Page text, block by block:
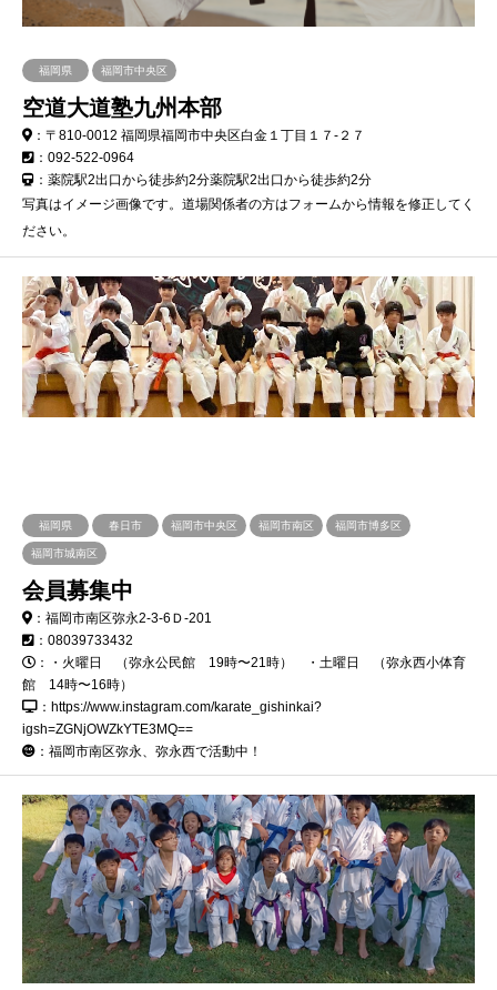
福岡県 福岡市中央区
空道大道塾九州本部
：〒810-0012 福岡県福岡市中央区白金１丁目１７-２７
：092-522-0964
：薬院駅2出口から徒歩約2分薬院駅2出口から徒歩約2分
写真はイメージ画像です。道場関係者の方はフォームから情報を修正してく
ださい。
福岡県 春日市 福岡市中央区 福岡市南区 福岡市博多区
福岡市城南区
会員募集中
：福岡市南区弥永2-3-6Ｄ-201
：08039733432
：・火曜日 （弥永公民館 19時〜21時） ・土曜日 （弥永西小体育
館 14時〜16時）
：https://www.instagram.com/karate_gishinkai?
igsh=ZGNjOWZkYTE3MQ==
： 福岡市南区弥永、弥永西で活動中！